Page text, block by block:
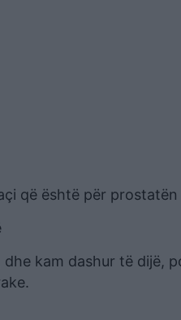
që është për prostatën
dhe kam dashur të dijë,